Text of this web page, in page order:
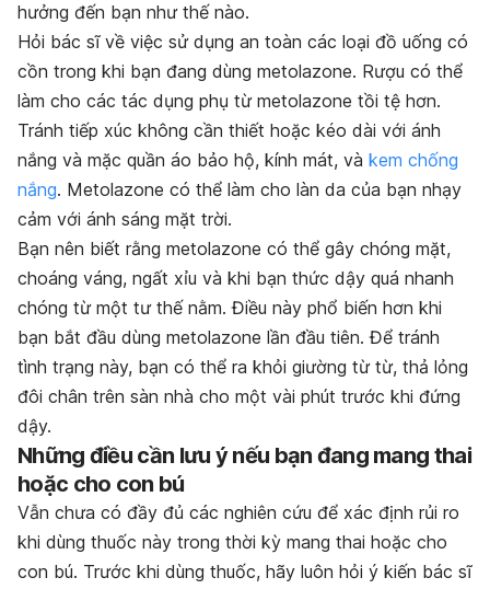
hưởng đến bạn như thế nào.
Hỏi bác sĩ về việc sử dụng an toàn các loại đồ uống có
cồn trong khi bạn đang dùng metolazone. Rượu có thể
làm cho các tác dụng phụ từ metolazone tồi tệ hơn.
Tránh tiếp xúc không cần thiết hoặc kéo dài với ánh
nắng và mặc quần áo bảo hộ, kính mát, và kem chống
nắng. Metolazone có thể làm cho làn da của bạn nhạy
cảm với ánh sáng mặt trời.
Bạn nên biết rằng metolazone có thể gây chóng mặt,
choáng váng, ngất xỉu và khi bạn thức dậy quá nhanh
chóng từ một tư thế nằm. Điều này phổ biến hơn khi
bạn bắt đầu dùng metolazone lần đầu tiên. Để tránh
tình trạng này, bạn có thể ra khỏi giường từ từ, thả lỏng
đôi chân trên sàn nhà cho một vài phút trước khi đứng
dậy.
Những điều cần lưu ý nếu bạn đang mang thai
hoặc cho con bú
Vẫn chưa có đầy đủ các nghiên cứu để xác định rủi ro
khi dùng thuốc này trong thời kỳ mang thai hoặc cho
con bú. Trước khi dùng thuốc, hãy luôn hỏi ý kiến bác sĩ